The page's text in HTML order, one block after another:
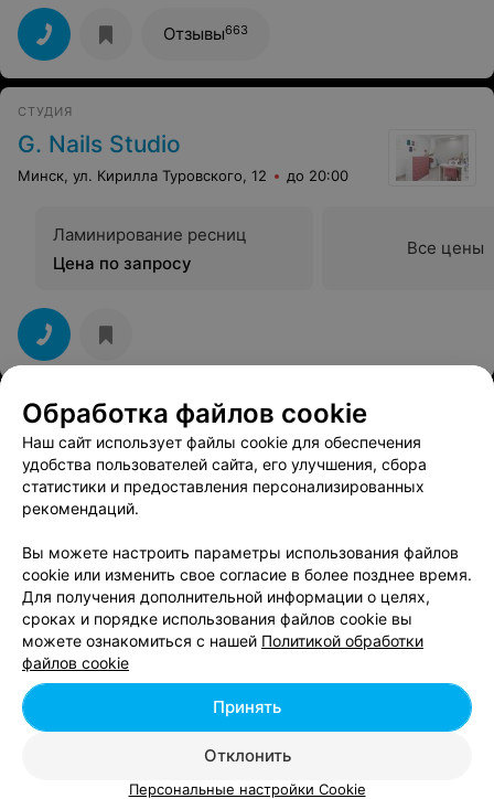
маленькая - хочется получить хороший результат.
Отзывы663
СТУДИЯ
G. Nails Studio
Минск, ул. Кирилла Туровского, 12 до 20:00
Ламинирование ресниц
Цена по запросу
Все цены
Вам будет интересно
Ботокс для ресниц в Беларуси
Вельвет ресниц в Беларуси
Ламинирование ресниц в Беларуси
Добавить компанию
Обработка файлов cookie
Наш сайт использует файлы cookie для обеспечения
удобства пользователей сайта, его улучшения, сбора
статистики и предоставления персонализированных
рекомендаций.
Вы можете настроить параметры использования файлов
cookie или изменить свое согласие в более позднее время.
Для получения дополнительной информации о целях,
сроках и порядке использования файлов cookie вы
можете ознакомиться с нашей Политикой обработки
файлов cookie
Отклонить
Принять
Персональные настройки Cookie